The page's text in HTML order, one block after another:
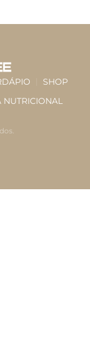
SHOP
NUTRICIONAL